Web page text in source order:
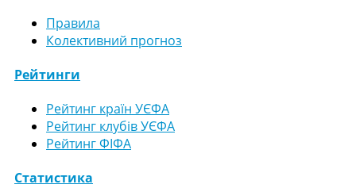
Правила
Колективний прогноз
Рейтинги
Рейтинг країн УЄФА
Рейтинг клубів УЄФА
Рейтинг ФІФА
Статистика